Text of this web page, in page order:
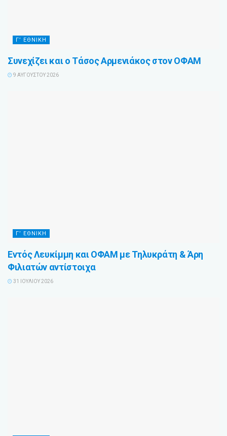
Γ’ ΕΘΝΙΚΉ
Συνεχίζει και ο Τάσος Αρμενιάκος στον ΟΦΑΜ
9 ΑΥΓΟΎΣΤΟΥ 2026
Γ’ ΕΘΝΙΚΉ
Εντός Λευκίμμη και ΟΦΑΜ με Τηλυκράτη & Άρη
Φιλιατών αντίστοιχα
31 ΙΟΥΛΊΟΥ 2026